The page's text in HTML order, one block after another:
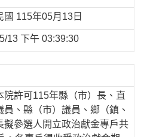
國 115年05月13日
13 下午 03:39:30
院許可115年縣（市）長、直
員、縣（市）議員、鄉（鎮、
擬參選人開立政治獻金專戶共